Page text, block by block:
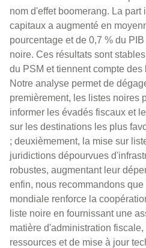
nom d'effet boomerang. La
capitaux a augmenté en
pourcentage et de 0,7 % du
noire. Ces résultats sont
du PSM et tiennent compte
Notre analyse permet de
premièrement, les listes noires
informer les évadés fiscaux et
sur les destinations les plus
; deuxièmement, la mise sur
juridictions dépourvues
robustes, augmentant leur
enfin, nous recommandons
mondiale renforce la
liste noire en fournissant une
matière d'administration
ressources et de mise à jour